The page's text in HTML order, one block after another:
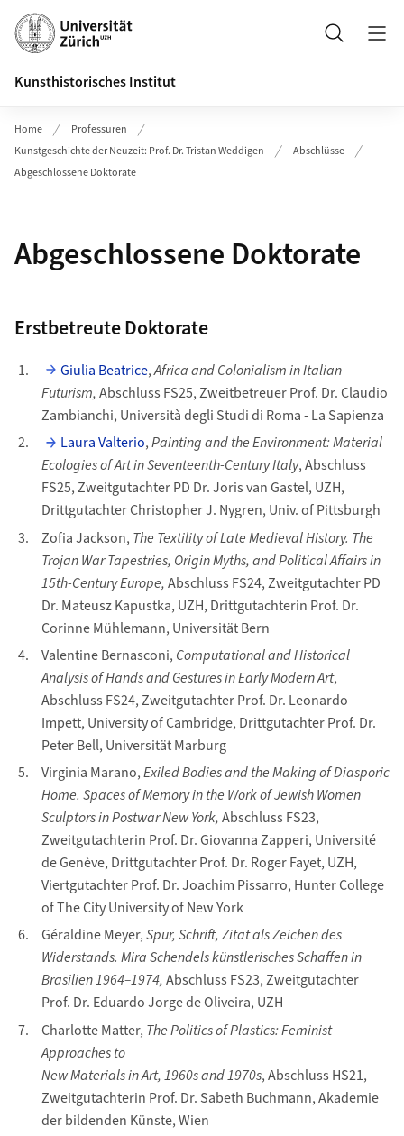
Header
Suche
Kunsthistorisches Institut
Home
Professuren
Kunstgeschichte der Neuzeit: Prof. Dr. Tristan Weddigen
Abschlüsse
Abgeschlossene Doktorate
Abgeschlossene Doktorate
Erstbetreute Doktorate
Giulia Beatrice,Africa and Colonialism in Italian
Futurism,Abschluss FS25, Zweitbetreuer Prof. Dr. Claudio
Zambianchi, Università degli Studi di Roma - La Sapienza
Laura Valterio,Painting and the Environment: Material
Ecologies of Art in Seventeenth-Century Italy, Abschluss
FS25, Zweitgutachter PD Dr. Joris van Gastel, UZH,
Drittgutachter Christopher J. Nygren, Univ. of Pittsburgh
Zofia Jackson, The Textility of Late Medieval History. The
Trojan War Tapestries, Origin Myths, and Political Affairs in
15th-Century Europe,Abschluss FS24, Zweitgutachter PD
Dr. Mateusz Kapustka, UZH, Drittgutachterin Prof. Dr.
Corinne Mühlemann, Universität Bern
Valentine Bernasconi, Computational and Historical
Analysis of Hands and Gestures in Early Modern Art,
Abschluss FS24, Zweitgutachter Prof. Dr. Leonardo
Impett, University of Cambridge, Drittgutachter Prof. Dr.
Peter Bell, Universität Marburg
Virginia Marano,Exiled Bodies and the Making of Diasporic
Home. Spaces of Memory in the Work of Jewish Women
Sculptors in Postwar New York,Abschluss FS23,
Zweitgutachterin Prof. Dr. Giovanna Zapperi, Université
de Genève, Drittgutachter Prof. Dr. Roger Fayet, UZH,
Viertgutachter Prof. Dr. Joachim Pissarro, Hunter College
of The City University of New York
Géraldine Meyer,Spur, Schrift, Zitat als Zeichen des
Widerstands. Mira Schendels künstlerisches Schaffen in
Brasilien 1964–1974,Abschluss FS23, Zweitgutachter
Prof. Dr. Eduardo Jorge de Oliveira, UZH
Charlotte Matter, The Politics of Plastics: Feminist
Approaches to
New Materials in Art, 1960s and 1970s, Abschluss HS21,
Zweitgutachterin Prof. Dr. Sabeth Buchmann, Akademie
der bildenden Künste, Wien